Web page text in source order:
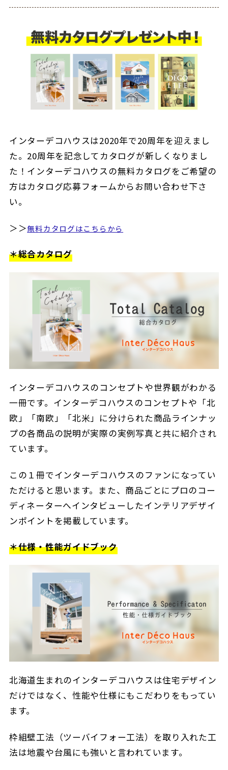
インターデコハウスは2020年で20周年を迎えまし
た。20周年を記念してカタログが新しくなりまし
た！インターデコハウスの無料カタログをご希望の
方はカタログ応募フォームからお問い合わせ下さ
い。
＞＞無料カタログはこちらから
＊総合カタログ
インターデコハウスのコンセプトや世界観がわかる
一冊です。インターデコハウスのコンセプトや「北
欧」「南欧」「北米」に分けられた商品ラインナッ
プの各商品の説明が実際の実例写真と共に紹介され
ています。
この１冊でインターデコハウスのファンになってい
ただけると思います。また、商品ごとにプロのコー
ディネーターへインタビューしたインテリアデザイ
ンポイントを掲載しています。
＊仕様・性能ガイドブック
北海道生まれのインターデコハウスは住宅デザイン
だけではなく、性能や仕様にもこだわりをもってい
ます。
枠組壁工法（ツーバイフォー工法）を取り入れた工
法は地震や台風にも強いと言われています。